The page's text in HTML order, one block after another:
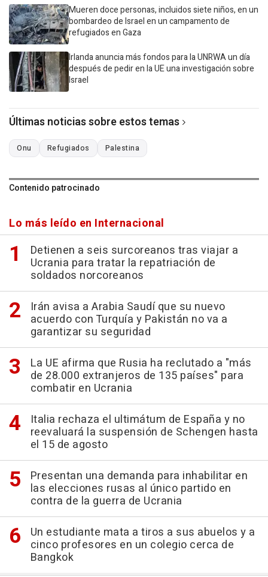
Mueren doce personas, incluidos siete niños, en un
bombardeo de Israel en un campamento de
refugiados en Gaza
Irlanda anuncia más fondos para la UNRWA un día
después de pedir en la UE una investigación sobre
Israel
Últimas noticias sobre estos temas
Onu Refugiados Palestina
Contenido patrocinado
Lo más leído en Internacional
Detienen a seis surcoreanos tras viajar a
Ucrania para tratar la repatriación de
soldados norcoreanos
Irán avisa a Arabia Saudí que su nuevo
acuerdo con Turquía y Pakistán no va a
garantizar su seguridad
La UE afirma que Rusia ha reclutado a "más
de 28.000 extranjeros de 135 países" para
combatir en Ucrania
Italia rechaza el ultimátum de España y no
reevaluará la suspensión de Schengen hasta
el 15 de agosto
Presentan una demanda para inhabilitar en
las elecciones rusas al único partido en
contra de la guerra de Ucrania
Un estudiante mata a tiros a sus abuelos y a
cinco profesores en un colegio cerca de
Bangkok